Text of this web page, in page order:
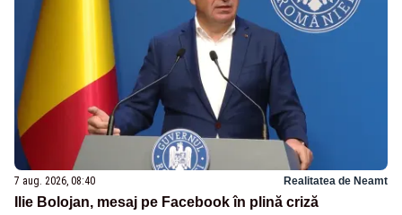
7 aug. 2026, 08:40 Realitatea de Neamt
Ilie Bolojan, mesaj pe Facebook în plină criză